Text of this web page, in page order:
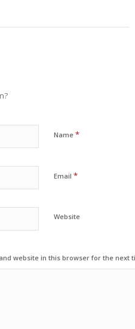
Name *
Email *
Website
website in this browser for the next